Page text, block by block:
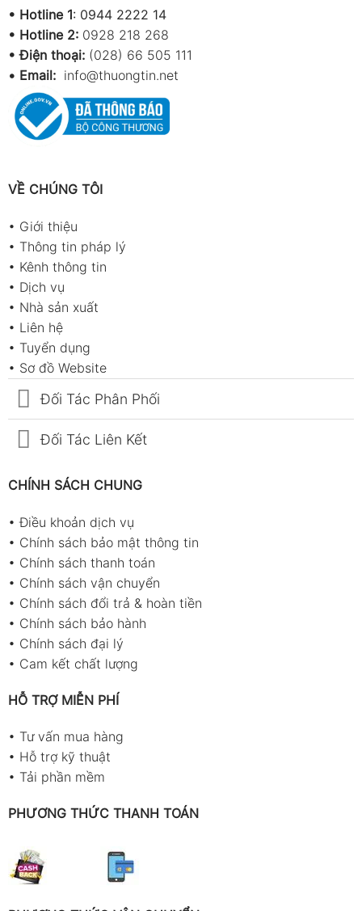
• Hotline 1: 0944 2222 14
• Hotline 2: 0928 218 268
• Điện thoại: (028) 66 505 111
• Email: info@thuongtin.net
VỀ CHÚNG TÔI
• Giới thiệu
• Thông tin pháp lý
• Kênh thông tin
• Dịch vụ
• Nhà sản xuất
• Liên hệ
• Tuyển dụng
• Sơ đồ Website
Đối Tác Phân Phối
Đối Tác Liên Kết
CHÍNH SÁCH CHUNG
•Điều khoản dịch vụ
• Chính sách bảo mật thông tin
• Chính sách thanh toán
• Chính sách vận chuyển
• Chính sách đổi trả & hoàn tiền
• Chính sách bảo hành
• Chính sách đại lý
• Cam kết chất lượng
HỖ TRỢ MIỄN PHÍ
• Tư vấn mua hàng
• Hỗ trợ kỹ thuật
• Tải phần mềm
PHƯƠNG THỨC THANH TOÁN